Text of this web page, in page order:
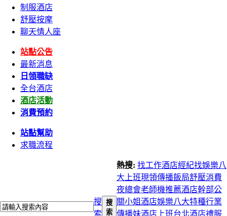
制服酒店
舒壓按摩
聊天情人座
站點公告
最新消息
日領職缺
全台酒店
酒店活動
消費預約
站點幫助
求職流程
搜
索
搜
索
熱搜: 找工作酒店經紀找娛樂八
大上班現領傳播飯局舒壓消費
夜總會老師機推薦酒店幹部公
關小姐酒店娛樂八大特種行業
傳播妹酒店上班台北酒店禮服